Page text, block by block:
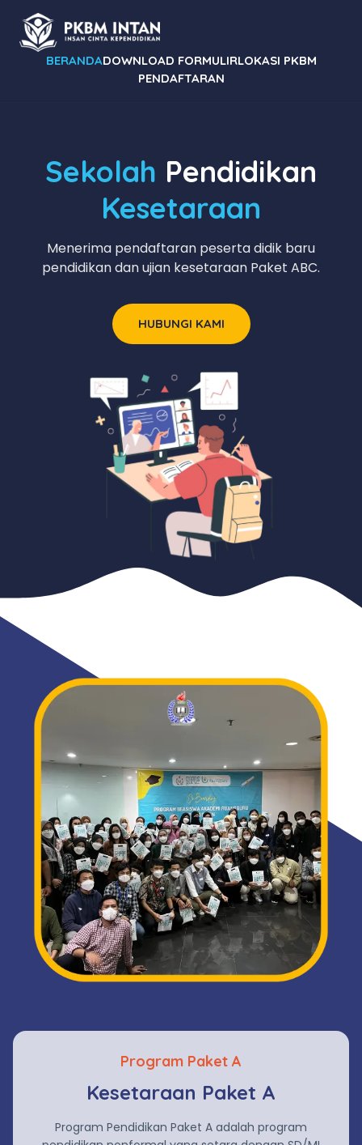
BERANDADOWNLOAD FORMULIRLOKASI PKBM
PENDAFTARAN
Sekolah Pendidikan
Kesetaraan
Menerima pendaftaran peserta didik baru
pendidikan dan ujian kesetaraan Paket ABC.
HUBUNGI KAMI
Program Paket A
Kesetaraan Paket A
Program Pendidikan Paket A adalah program